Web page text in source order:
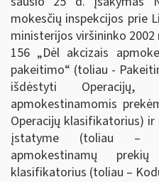
mokesčių inspekcijos prie
ministerijos viršininko
156 „Dėl akcizais
pakeitimo“ (toliau -
išdėstyti Operacijų,
apmokestinamomis
Operacijų klasifikatorius) ir
įstatyme (toliau –
apmokestinamų
klasifikatorius (toliau –